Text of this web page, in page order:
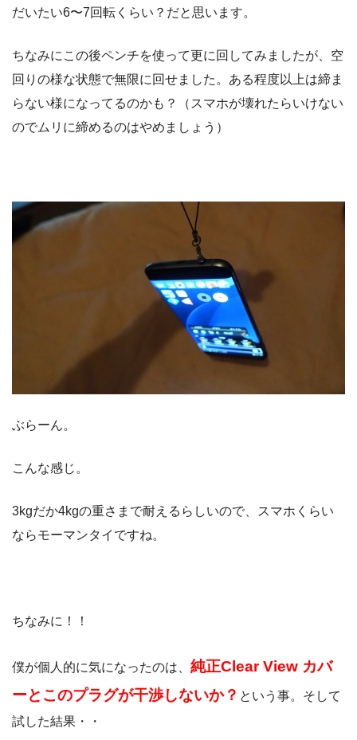
だいたい6〜7回転くらい？だと思います。
ちなみにこの後ペンチを使って更に回してみましたが、空
回りの様な状態で無限に回せました。ある程度以上は締ま
らない様になってるのかも？（スマホが壊れたらいけない
のでムリに締めるのはやめましょう）
ぶらーん。
こんな感じ。
3kgだか4kgの重さまで耐えるらしいので、スマホくらい
ならモーマンタイですね。
ちなみに！！
僕が個人的に気になったのは、 純正Clear View カバ
ーとこのプラグが干渉しないか？ という事。そして
試した結果・・